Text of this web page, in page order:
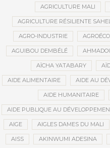
AGRICULTURE MALI
AGRICULTURE RÉSILIENTE
AGRO-INDUSTRIE
AGUIBOU DEMBÉLÉ
AÏCHA YATABARY
AIDE ALIMENTAIRE AIDE AU
AIDE HUMANITAIRE
AIDE PUBLIQUE AU
AIGE AIGLES DAMES DU MALI
AISS AKINWUMI ADESINA